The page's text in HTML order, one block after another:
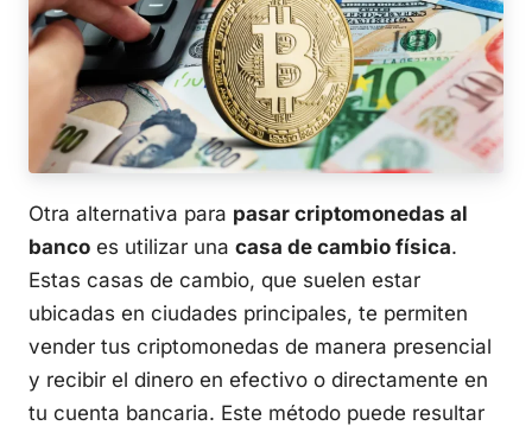
Otra alternativa para pasar criptomonedas al
banco es utilizar una casa de cambio física.
Estas casas de cambio, que suelen estar
ubicadas en ciudades principales, te permiten
vender tus criptomonedas de manera presencial
y recibir el dinero en efectivo o directamente en
tu cuenta bancaria. Este método puede resultar